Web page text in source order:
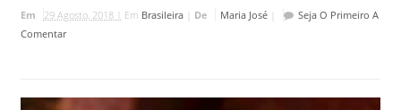
Em 29 Agosto, 2018 | Em Brasileira| De Maria José|
Seja O Primeiro A
Comentar